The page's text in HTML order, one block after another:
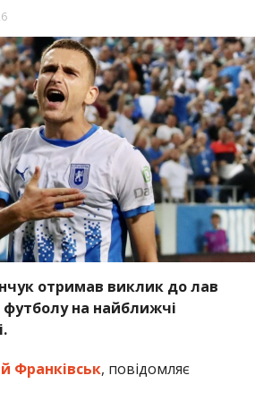
отримав виклик до лав
футболу на найближчі
Франківськ, повідомляє